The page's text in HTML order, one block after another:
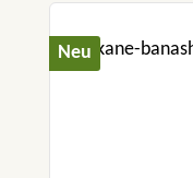
Neu